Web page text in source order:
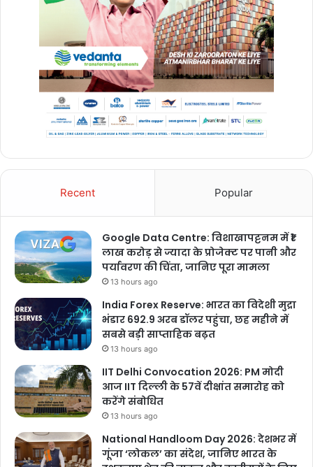
Recent Popular
Google Data Centre: विशाखापट्टनम में ₹1
लाख करोड़ से ज्यादा के प्रोजेक्ट पर पानी और
पर्यावरण की चिंता, जानिए पूरा मामला
13 hours ago
India Forex Reserve: भारत का विदेशी मुद्रा
भंडार 692.9 अरब डॉलर पहुंचा, छह महीने में
सबसे बड़ी साप्ताहिक बढ़त
13 hours ago
IIT Delhi Convocation 2026: PM मोदी
आज IIT दिल्ली के 57वें दीक्षांत समारोह को
करेंगे संबोधित
13 hours ago
National Handloom Day 2026: देशभर में
गूंजा ‘लोकल’ का संदेश, जानिए भारत के